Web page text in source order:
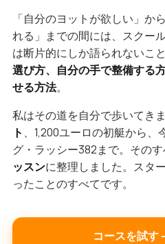
「自分のヨットが欲しい」か
れる」までの間には、スクー
は断片的にしか語られないこ
選び方、自分の手で整備する
せる方法。
私はその道を自分で歩いてきま
ト 、1,200ユーロの初艇から
グ・ラッシー382まで。その
ッスンに整理しました。スタ
ったことのすべてです。
コースを試す